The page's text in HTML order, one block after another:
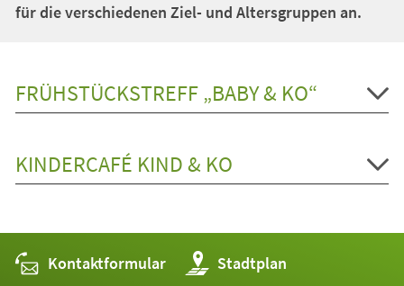
für die verschiedenen Ziel- und Altersgruppen an.
FRÜHSTÜCKSTREFF „BABY & KO“
KINDERCAFÉ KIND & KO
Kontaktformular Stadtplan
(Öffnet
in